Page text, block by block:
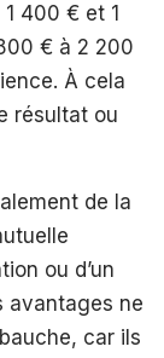
400 € et 1
€ à 2 200
À cela
résultat ou
de la
ou d’un
avantages ne
car ils